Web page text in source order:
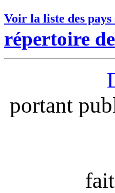
Voir la liste des
répertoire
portant